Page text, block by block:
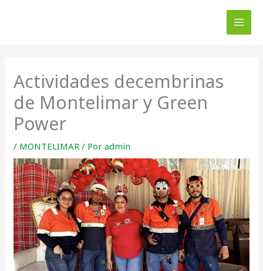
Actividades decembrinas
de Montelimar y Green
Power
/ MONTELIMAR / Poradmin